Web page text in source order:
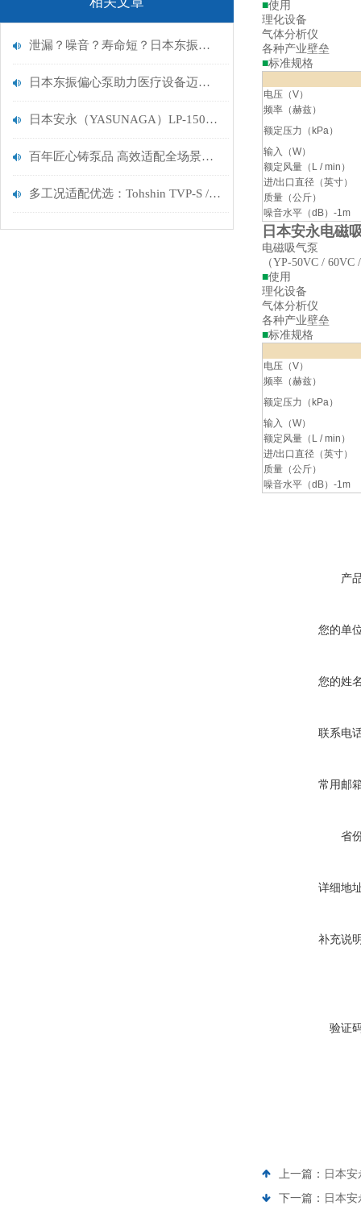
泄漏？噪音？寿命短？日本东振偏心泵：医疗与精密仪器流体的“答案”
日本东振偏心泵助力医疗设备迈向“静音”与“无泄漏”新时代
日本安永（YASUNAGA）LP-150HN电磁气泵：低噪节能的工业供气理想选择
百年匠心铸泵品 高效适配全场景——TERAL SJM-40X32-51.5-E 离心泵深度解析
多工况适配优选：Tohshin TVP-S / 低压 M / 高压 M/L 四款泵选购决策手册
■使用
理化设备
气体分析仪
各种产业壁垒
■标准规格
电压（V）
频率（赫兹）
额定压力（kPa）
输入（W）
额定风量（L / min）
进/出口直径（英寸）
质量（公斤）
噪音水平（dB）-1m
日本安永电磁
电磁吸气泵
（YP-50VC / 60VC
■使用
理化设备
气体分析仪
各种产业壁垒
■标准规格
电压（V）
频率（赫兹）
额定压力（kPa）
输入（W）
额定风量（L / min）
进/出口直径（英寸）
质量（公斤）
噪音水平（dB）-1m
产
您的单
您的姓
联系电
常用邮
省
详细地
补充说
验证
上一篇： 日本
下一篇： 日本